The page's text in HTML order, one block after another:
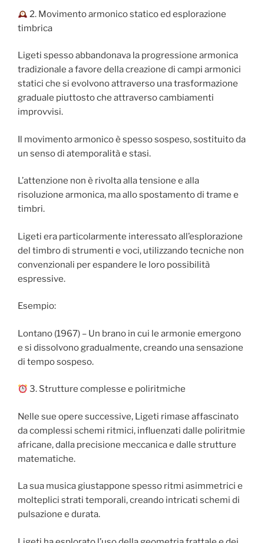
2. Movimento armonico statico ed esplorazione
timbrica
Ligeti spesso abbandonava la progressione armonica
tradizionale a favore della creazione di campi armonici
statici che si evolvono attraverso una trasformazione
graduale piuttosto che attraverso cambiamenti
improvvisi.
Il movimento armonico è spesso sospeso, sostituito da
un senso di atemporalità e stasi.
L’attenzione non è rivolta alla tensione e alla
risoluzione armonica, ma allo spostamento di trame e
timbri.
Ligeti era particolarmente interessato all’esplorazione
del timbro di strumenti e voci, utilizzando tecniche non
convenzionali per espandere le loro possibilità
espressive.
Esempio:
Lontano (1967) – Un brano in cui le armonie emergono
e si dissolvono gradualmente, creando una sensazione
di tempo sospeso.
3. Strutture complesse e poliritmiche
Nelle sue opere successive, Ligeti rimase affascinato
da complessi schemi ritmici, influenzati dalle poliritmie
africane, dalla precisione meccanica e dalle strutture
matematiche.
La sua musica giustappone spesso ritmi asimmetrici e
molteplici strati temporali, creando intricati schemi di
pulsazione e durata.